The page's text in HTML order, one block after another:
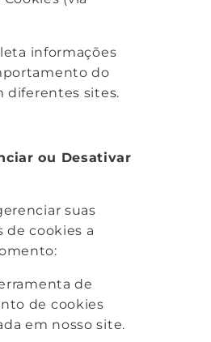
informações
do
diferentes sites.
ou Desativar
suas
de cookies a
de
de cookies
em nosso site.